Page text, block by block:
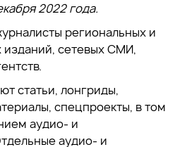
2022 года.
региональных и
изданий, сетевых СМИ,
статьи, лонгриды,
спецпроекты, в том
аудио- и
аудио- и